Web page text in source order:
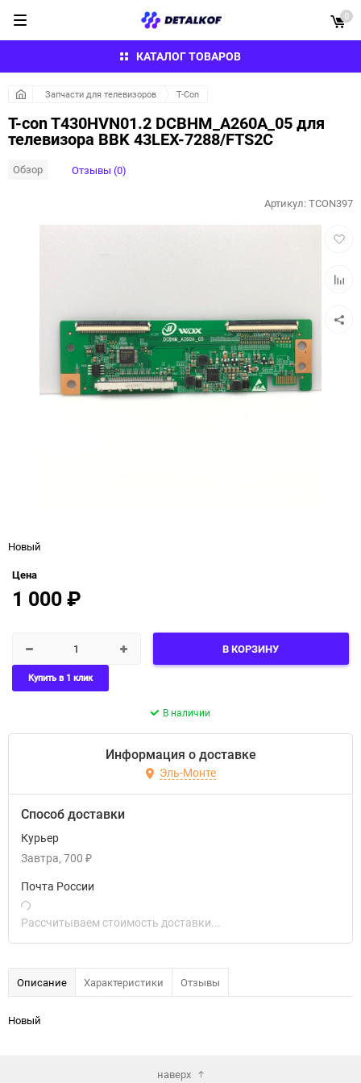
КАТАЛОГ ТОВАРОВ
0
Запчасти для телевизоров T-Con
T-con T430HVN01.2 DCBHM_A260A_05 для
телевизора BBK 43LEX-7288/FTS2C
Обзор Отзывы (0)
Артикул:TCON397
Новый
Цена
1 000₽
В КОРЗИНУ
Купить в 1 клик
В наличии
Информация о доставке
Эль-Монте
Способ доставки
Курьер
Завтра 700 ₽
Почта России
Рассчитываем стоимость доставки...
Описание Характеристики Отзывы
Новый
наверх